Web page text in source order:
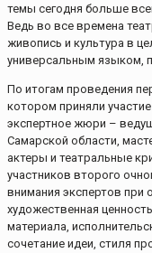
темы сегодня больше
Ведь во все времена
живопись и культура в
универсальным языком,
По итогам проведения
котором приняли
экспертное жюри –
Самарской области,
актеры и театральные
участников второго
внимания экспертов при
художественная
материала,
сочетание идеи, стиля